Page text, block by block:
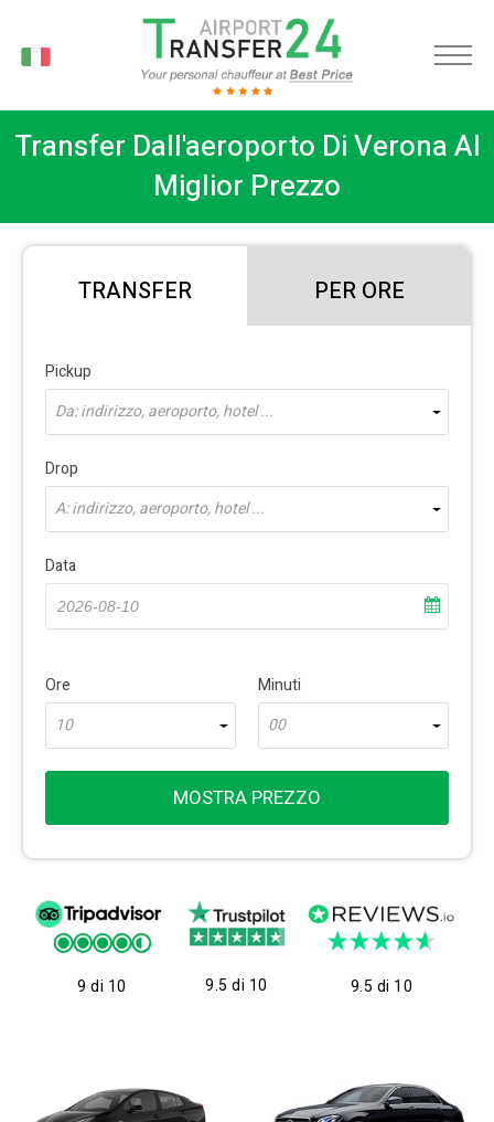
Transfer Dall'aeroporto Di Verona Al
Miglior Prezzo
TRANSFER PER ORE
Pickup
Da: indirizzo, aeroporto, hotel ...
Drop
A: indirizzo, aeroporto, hotel ...
Data
Ore
10
Minuti
00
MOSTRA PREZZO
9 di 10 9.5 di 10 9.5 di 10